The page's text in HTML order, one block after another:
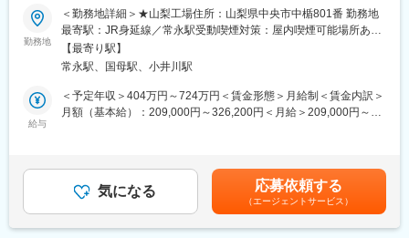
・お任せする担当業務について、係長のフォローを受けながら実
務を経験
・生産計画の立案・修正、原材料/資材の発注を担当案件として対
応
3）6ヶ月～1年
・担当範囲を持って、生産計画の立案から出荷までを自走
茨城県つくば市和台にある「つくば工場」もしくは「つくば第二
工場」のいずれかでの勤務となります。
※つくばエクスプレス線「つくば駅」より社内送迎バス有り
担当していただきます。
具体的には工程管理、スケジュール管理、改善、検証、雑務等に
従事いただく予定です。
異業種からの転職者も多く、それぞれの経験を生かして皆で協力
し助け合いながら業務にあたっているため、業界未経験の方安心
してご応募ください◎
全体の人数は40名程度で、今回募集の製造課では20名の社員(平均
年齢35歳)が活躍中です。
勤務地
＜勤務地詳細＞★山梨工場住所：山梨県中央市中楯801番 勤務地
最寄駅：JR身延線／常永駅受動喫煙対策：屋内喫煙可能場所あり
変更の範囲：会社の定める事業所
【最寄り駅】
常永駅、国母駅、小井川駅
給与
＜予定年収＞404万円～724万円＜賃金形態＞月給制＜賃金内訳＞
月額（基本給）：209,000円～326,200円＜月給＞209,000円～
家族手当、意欲業績手当等）■昇給：年1回■賞与：年2回（※業績
により別途決算賞与有）賃金はあくまでも目安の金額であり、選
考を通じて上下する可能性があります。月給(月額)は固定手当を含
めた表記です。
気になる 応募依頼する
（エージェントサービス）